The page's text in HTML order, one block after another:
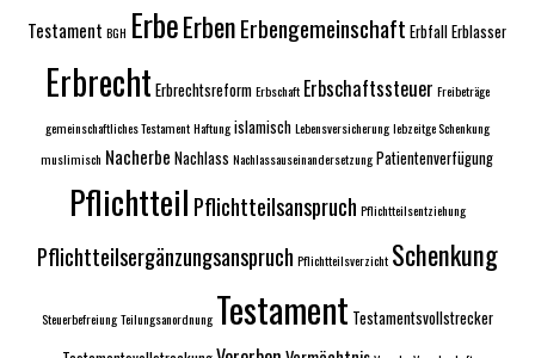
Testament BGH ErbeErbenErbengemeinschaft ErbfallErblasser
Erbrecht ErbrechtsreformErbschaft Erbschaftssteuer Freibeträge
gemeinschaftliches TestamentHaftungislamischLebensversicherunglebzeitge Schenkung
muslimisch Nacherbe Nachlass NachlassauseinandersetzungPatientenverfügung
Pflichtteil Pflichtteilsanspruch Pflichtteilsentziehung
Pflichtteilsergänzungsanspruch Pflichtteilsverzicht Schenkung
SteuerbefreiungTeilungsanordnung Testament Testamentsvollstrecker